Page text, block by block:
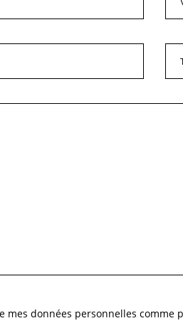
mes données personnelles